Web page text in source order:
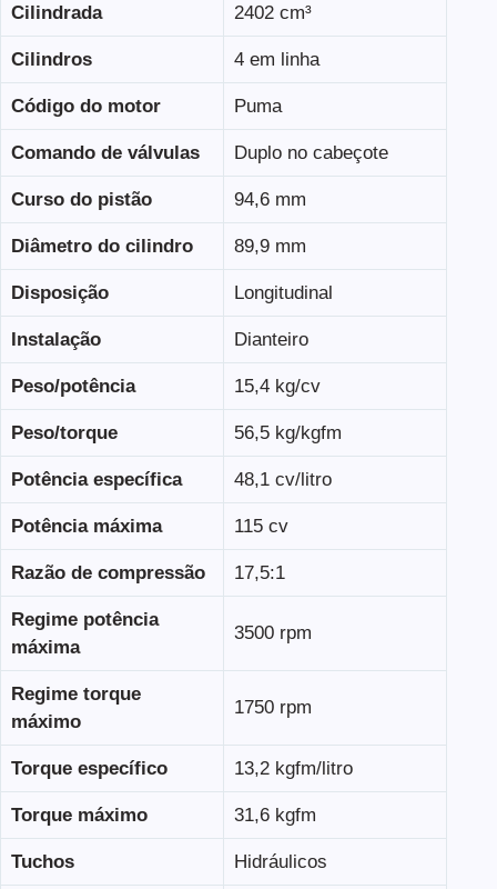
Cilindrada 2402 cm³
Cilindros 4 em linha
Código do motor Puma
Comando de válvulas Duplo no cabeçote
Curso do pistão 94,6 mm
Diâmetro do cilindro 89,9 mm
Disposição Longitudinal
Instalação Dianteiro
Peso/potência 15,4 kg/cv
Peso/torque 56,5 kg/kgfm
Potência específica 48,1 cv/litro
Potência máxima 115 cv
Razão de compressão 17,5:1
Regime potência
máxima
3500 rpm
Regime torque
máximo
1750 rpm
Torque específico 13,2 kgfm/litro
Torque máximo 31,6 kgfm
Tuchos Hidráulicos